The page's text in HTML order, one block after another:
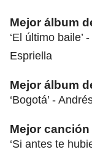
Mejor álbum
‘El último
Espriella
Mejor álbum
‘Bogotá’ -
Mejor
‘Si antes te